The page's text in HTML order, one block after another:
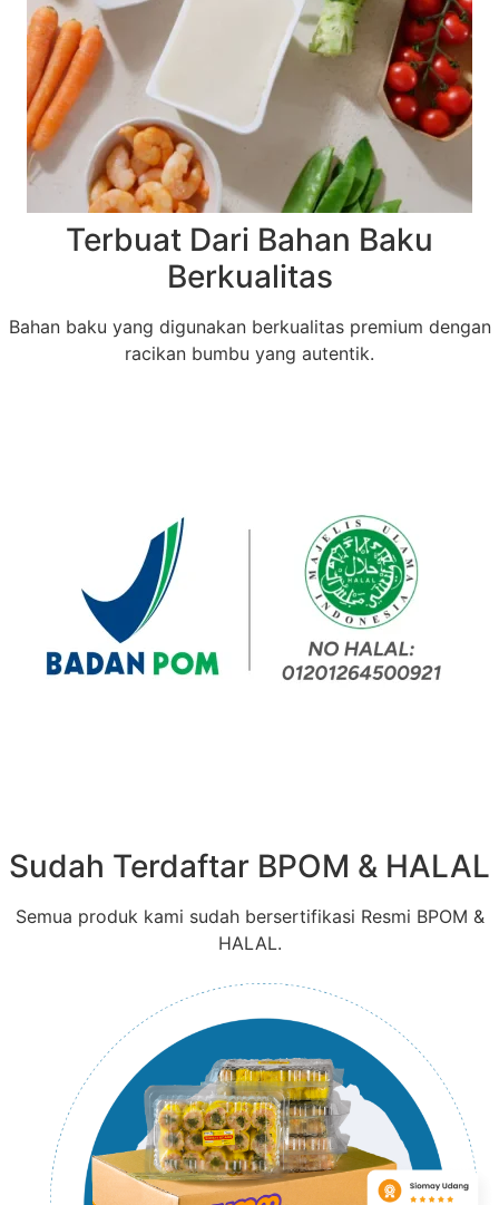
Terbuat Dari Bahan Baku
Berkualitas
Bahan baku yang digunakan berkualitas premium dengan
racikan bumbu yang autentik.
Sudah Terdaftar BPOM & HALAL
Semua produk kami sudah bersertifikasi Resmi BPOM &
HALAL.